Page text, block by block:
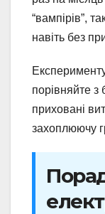
“вампірів”,
навіть без
порівняйте
приховані
захоплюючу